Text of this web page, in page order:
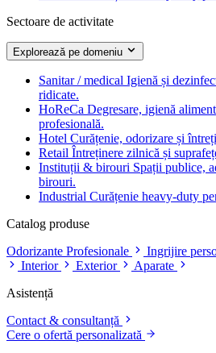
Sectoare de activitate
Explorează pe domeniu
Sanitar / medical Igienă și
ridicate.
HoReCa Degresare, igienă
profesională.
Hotel Curățenie, odorizare și
Retail Întreținere zilnică și
Instituții & birouri Spații publice,
birouri.
Industrial Curățenie heavy-duty
Catalog produse
Odorizante Profesionale
Ingrijire
Interior
Exterior
Aparate
Asistență
Contact & consultanță
Cere o ofertă personalizată